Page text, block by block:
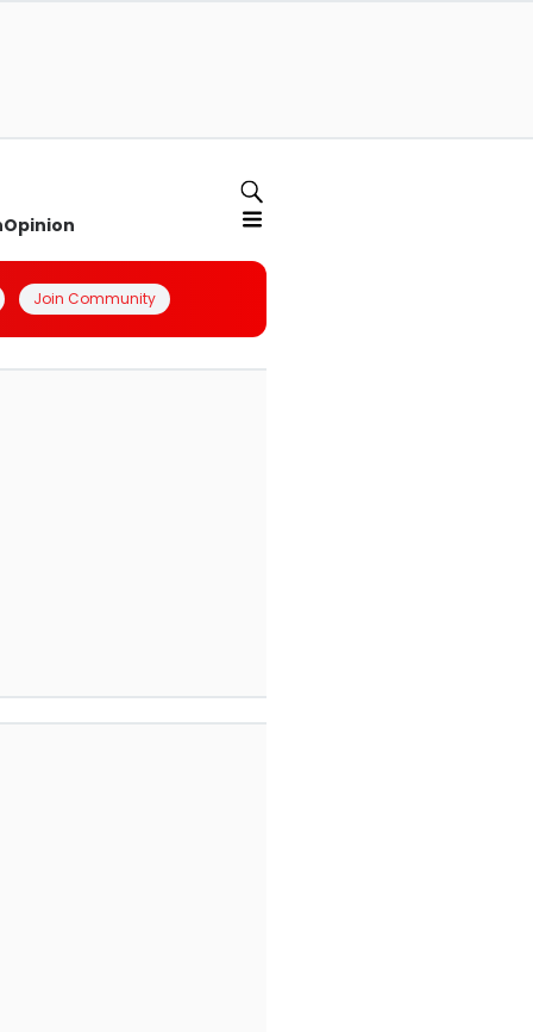
Opinion
Join Community